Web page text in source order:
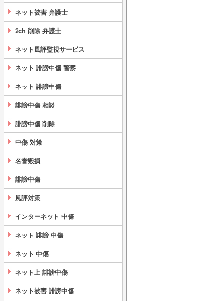
ネット被害 弁護士
2ch 削除 弁護士
ネット風評監視サービス
ネット 誹謗中傷 警察
ネット 誹謗中傷
誹謗中傷 相談
誹謗中傷 削除
中傷 対策
名誉毀損
誹謗中傷
風評対策
インターネット 中傷
ネット 誹謗 中傷
ネット 中傷
ネット上 誹謗中傷
ネット被害 誹謗中傷